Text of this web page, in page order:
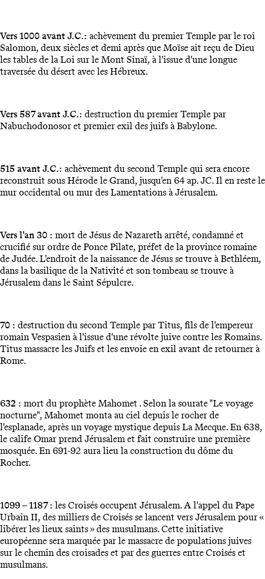
Vers 1000 avant J.C.: achèvement du premier Temple par le roi
Salomon, deux siècles et demi après que Moïse ait reçu de Dieu
les tables de la Loi sur le Mont Sinaï, à l'issue d'une longue
traversée du désert avec les Hébreux.
Vers 587 avant J.C.: destruction du premier Temple par
Nabuchodonosor et premier exil des juifs à Babylone.
515 avant J.C.: achèvement du second Temple qui sera encore
reconstruit sous Hérode le Grand, jusqu'en 64 ap. JC. Il en reste le
mur occidental ou mur des Lamentations à Jérusalem.
Vers l'an 30 : mort de Jésus de Nazareth arrêté, condamné et
crucifié sur ordre de Ponce Pilate, préfet de la province romaine
de Judée. L'endroit de la naissance de Jésus se trouve à Bethléem,
dans la basilique de la Nativité et son tombeau se trouve à
Jérusalem dans le Saint Sépulcre.
70 : destruction du second Temple par Titus, fils de l'empereur
romain Vespasien à l'issue d'une révolte juive contre les Romains.
Titus massacre les Juifs et les envoie en exil avant de retourner à
Rome.
632 : mort du prophète Mahomet . Selon la sourate "Le voyage
nocturne", Mahomet monta au ciel depuis le rocher de
l'esplanade, après un voyage mystique depuis La Mecque. En 638,
le calife Omar prend Jérusalem et fait construire une première
mosquée. En 691-92 aura lieu la construction du dôme du
Rocher.
1099 – 1187 : les Croisés occupent Jérusalem. A l'appel du Pape
Urbain II, des milliers de Croisés se lancent vers Jérusalem pour «
libérer les lieux saints » des musulmans. Cette initiative
européenne sera marquée par le massacre de populations juives
sur le chemin des croisades et par des guerres entre Croisés et
musulmans.